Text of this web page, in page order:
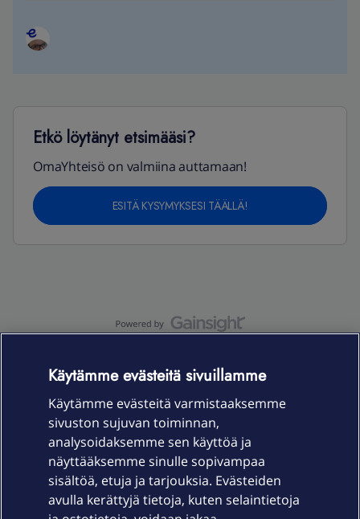
Etkö löytänyt etsimääsi?
OmaYhteisö on valmiina auttamaan!
ESITÄ KYSYMYKSESI TÄÄLLÄ!
Laitteet & liittymät
Palvelut
Käytämme evästeitä sivuillamme
Käytämme evästeitä varmistaaksemme
sivuston sujuvan toiminnan,
analysoidaksemme sen käyttöä ja
näyttääksemme sinulle sopivampaa
sisältöä, etuja ja tarjouksia. Evästeiden
avulla kerättyjä tietoja, kuten selaintietoja